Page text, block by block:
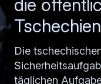
die
Tschechien
Die
täglichen